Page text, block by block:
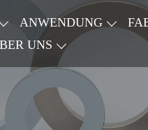
ANWENDUNG
UNS